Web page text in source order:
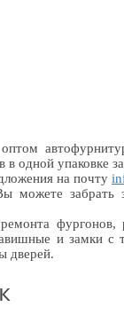
в одной упаковке
на почту
забрать
и замки с
дверей.